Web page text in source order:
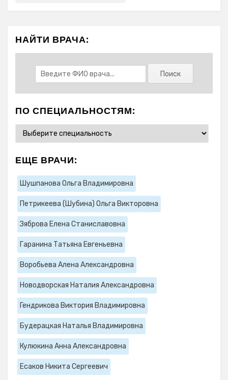
НАЙТИ ВРАЧА:
ПО СПЕЦИАЛЬНОСТЯМ:
ЕЩЕ ВРАЧИ:
Шушпанова Ольга Владимировна
Петрикеева (Шубина) Ольга Викторовна
Зяброва Елена Станиславовна
Гаранина Татьяна Евгеньевна
Воробьева Алена Александровна
Новодворская Наталия Александровна
Гендрикова Виктория Владимировна
Будерацкая Наталья Владимировна
Кулюкина Анна Александровна
Есаков Никита Сергеевич